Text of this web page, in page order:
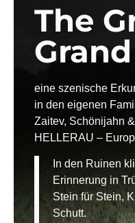
The
eine szenische
in den eigenen
Zaitev, Schönijahn
HELLERAU –
In den Ruinen
Erinnerung in
Stein für Stein,
Schutt.